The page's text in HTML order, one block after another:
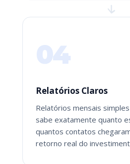
04
Relatórios Claros
Relatórios mensais
sabe exatamente quanto
quantos contatos
retorno real do